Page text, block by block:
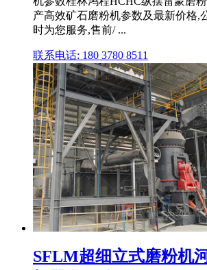
产高效矿石磨粉机参数及最新价格,
时为您服务,售前/ ...
联系电话: 180 3780 8511
SFLM超细立式磨粉机